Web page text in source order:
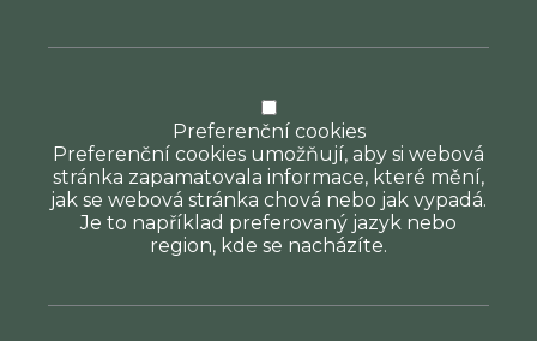
Preferenční cookies
Preferenční cookies umožňují, aby si webová
stránka zapamatovala informace, které mění,
jak se webová stránka chová nebo jak vypadá.
Je to například preferovaný jazyk nebo
region, kde se nacházíte.